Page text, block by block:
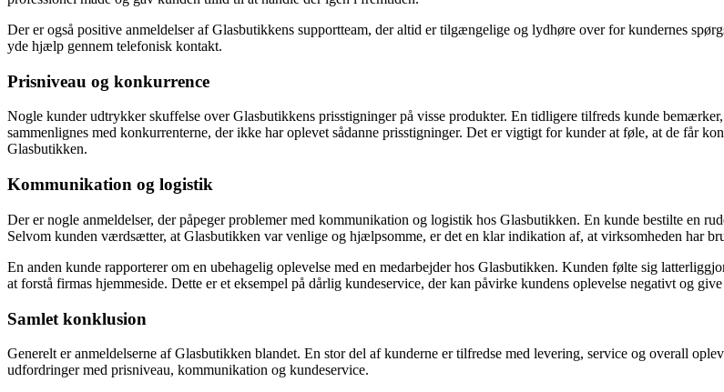
Der er også positive anmeldelser af Glasbutikkens supportteam, der altid er tilgængelige og lydhøre over for kundernes
yde hjælp gennem telefonisk kontakt.
Prisniveau og konkurrence
Nogle kunder udtrykker skuffelse over Glasbutikkens prisstigninger på visse produkter. En tidligere tilfreds kunde
sammenlignes med konkurrenterne, der ikke har oplevet sådanne prisstigninger. Det er vigtigt for kunder at føle, at de får
Glasbutikken.
Kommunikation og logistik
Der er nogle anmeldelser, der påpeger problemer med kommunikation og logistik hos Glasbutikken. En kunde bestilte en
Selvom kunden værdsætter, at Glasbutikken var venlige og hjælpsomme, er det en klar indikation af, at virksomheden har
En anden kunde rapporterer om en ubehagelig oplevelse med en medarbejder hos Glasbutikken. Kunden følte sig
at forstå firmas hjemmeside. Dette er et eksempel på dårlig kundeservice, der kan påvirke kundens oplevelse negativt og
Samlet konklusion
Generelt er anmeldelserne af Glasbutikken blandet. En stor del af kunderne er tilfredse med levering, service og overall
udfordringer med prisniveau, kommunikation og kundeservice.